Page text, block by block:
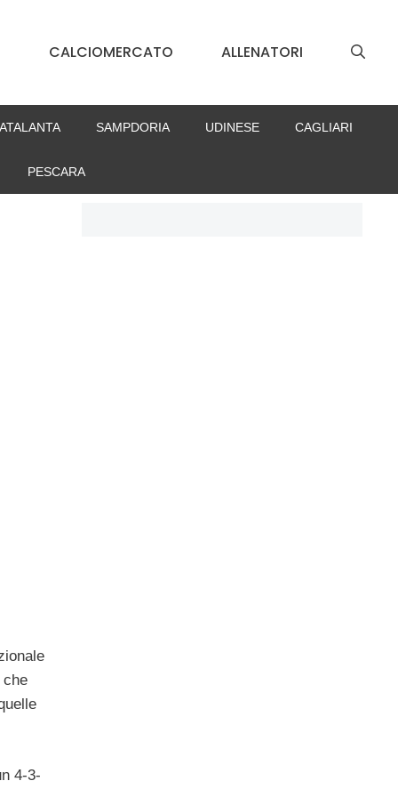
CALCIOMERCATO ALLENATORI
ATALANTA SAMPDORIA UDINESE CAGLIARI
PESCARA
che
4-3-